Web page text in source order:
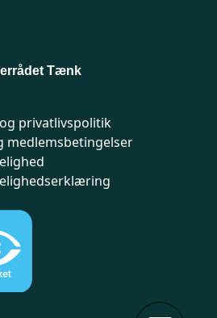
Tænk
privatlivspolitik
medlemsbetingelser